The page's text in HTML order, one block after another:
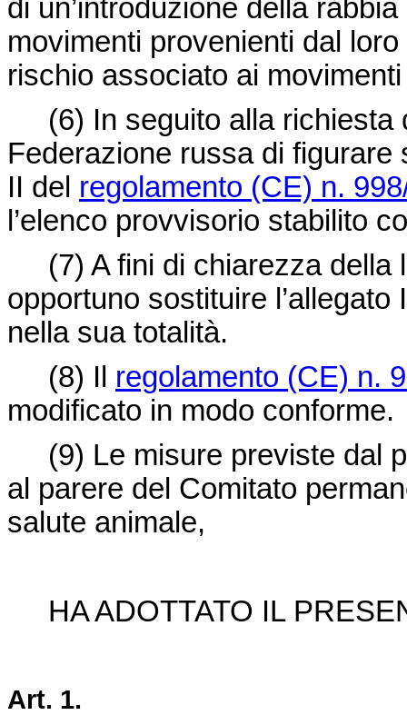
di un’introduzione della
movimenti provenienti dal
rischio associato ai
(6) In seguito alla
Federazione russa di figurare
II del regolamento (CE) n.
l’elenco provvisorio stabilito
(7) A fini di chiarezza della
opportuno sostituire l’allegato
nella sua totalità.
(8) Il regolamento (CE) n.
modificato in modo conforme.
(9) Le misure previste dal
al parere del Comitato
salute animale,
HA ADOTTATO IL
Art. 1.